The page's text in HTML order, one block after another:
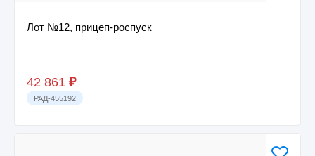
Лот №12, прицеп-роспуск
42 861 ₽
РАД-455192